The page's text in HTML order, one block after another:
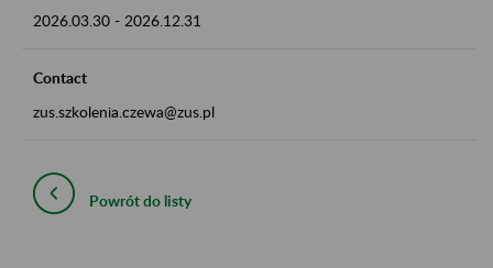
2026.03.30 - 2026.12.31
Contact
zus.szkolenia.czewa@zus.pl
Powrót do listy